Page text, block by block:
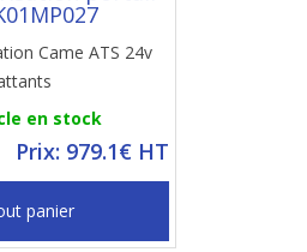
Came ATS 24v
en stock
Prix: 979.1€ HT
panier